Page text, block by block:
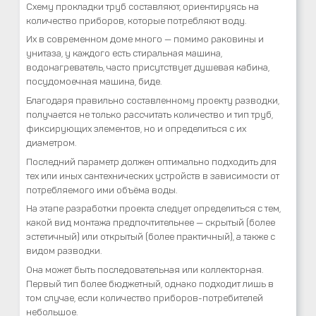
Схему прокладки труб составляют, ориентируясь на
количество приборов, которые потребляют воду.
Их в современном доме много — помимо раковины и
унитаза, у каждого есть стиральная машина,
водонагреватель, часто присутствует душевая кабина,
посудомоечная машина, биде.
Благодаря правильно составленному проекту разводки,
получается не только рассчитать количество и тип труб,
фиксирующих элементов, но и определиться с их
диаметром.
Последний параметр должен оптимально подходить для
тех или иных сантехнических устройств в зависимости от
потребляемого ими объёма воды.
На этапе разработки проекта следует определиться с тем,
какой вид монтажа предпочтительнее — скрытый (более
эстетичный) или открытый (более практичный), а также с
видом разводки.
Она может быть последовательная или коллекторная.
Первый тип более бюджетный, однако подходит лишь в
том случае, если количество приборов-потребителей
небольшое.